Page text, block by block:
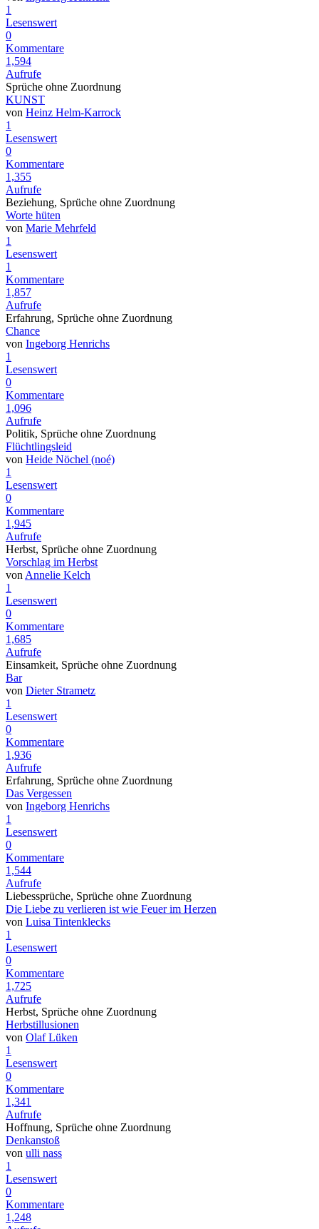
1
Lesenswert
0
Kommentare
1,594
Aufrufe
Sprüche ohne Zuordnung
KUNST
von Heinz Helm-Karrock
1
Lesenswert
0
Kommentare
1,355
Aufrufe
Beziehung, Sprüche ohne Zuordnung
Worte hüten
von Marie Mehrfeld
1
Lesenswert
1
Kommentare
1,857
Aufrufe
Erfahrung, Sprüche ohne Zuordnung
Chance
von Ingeborg Henrichs
1
Lesenswert
0
Kommentare
1,096
Aufrufe
Politik, Sprüche ohne Zuordnung
Flüchtlingsleid
von Heide Nöchel (noé)
1
Lesenswert
0
Kommentare
1,945
Aufrufe
Herbst, Sprüche ohne Zuordnung
Vorschlag im Herbst
vonAnnelie Kelch
1
Lesenswert
0
Kommentare
1,685
Aufrufe
Einsamkeit, Sprüche ohne Zuordnung
Bar
von Dieter Strametz
1
Lesenswert
0
Kommentare
1,936
Aufrufe
Erfahrung, Sprüche ohne Zuordnung
Das Vergessen
von Ingeborg Henrichs
1
Lesenswert
0
Kommentare
1,544
Aufrufe
Liebessprüche, Sprüche ohne Zuordnung
Die Liebe zu verlieren ist wie Feuer im Herzen
von Luisa Tintenklecks
1
Lesenswert
0
Kommentare
1,725
Aufrufe
Herbst, Sprüche ohne Zuordnung
Herbstillusionen
von Olaf Lüken
1
Lesenswert
0
Kommentare
1,341
Aufrufe
Hoffnung, Sprüche ohne Zuordnung
Denkanstoß
von ulli nass
1
Lesenswert
0
Kommentare
1,248